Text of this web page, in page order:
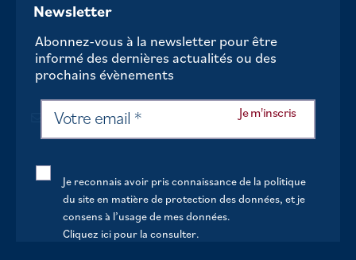
Newsletter
Abonnez-vous à la newsletter pour être
informé des dernières actualités ou des
prochains évènements
Je reconnais avoir pris connaissance de la politique
du site en matière de protection des données, et je
consens à l’usage de mes données.
Cliquez ici pour la consulter.